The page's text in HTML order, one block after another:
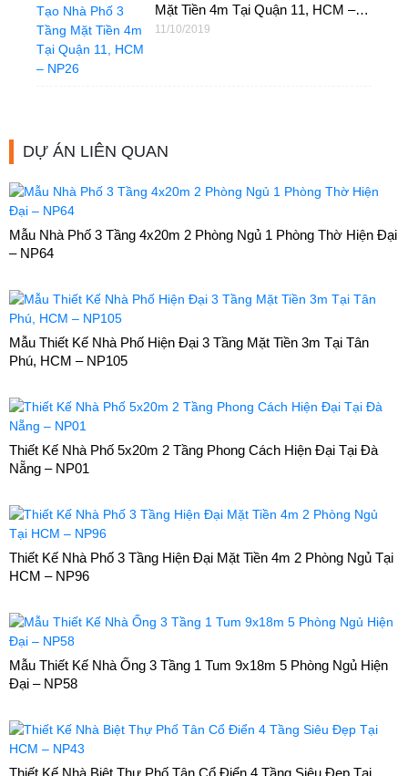
Mặt Tiền 4m Tại Quận 11, HCM –
NP26
11/10/2019
DỰ ÁN LIÊN QUAN
Mẫu Nhà Phố 3 Tầng 4x20m 2 Phòng Ngủ 1 Phòng Thờ Hiện Đại
– NP64
Mẫu Thiết Kế Nhà Phố Hiện Đại 3 Tầng Mặt Tiền 3m Tại Tân
Phú, HCM – NP105
Thiết Kế Nhà Phố 5x20m 2 Tầng Phong Cách Hiện Đại Tại Đà
Nẵng – NP01
Thiết Kế Nhà Phố 3 Tầng Hiện Đại Mặt Tiền 4m 2 Phòng Ngủ Tại
HCM – NP96
Mẫu Thiết Kế Nhà Ống 3 Tầng 1 Tum 9x18m 5 Phòng Ngủ Hiện
Đại – NP58
Thiết Kế Nhà Biệt Thự Phố Tân Cổ Điển 4 Tầng Siêu Đẹp Tại